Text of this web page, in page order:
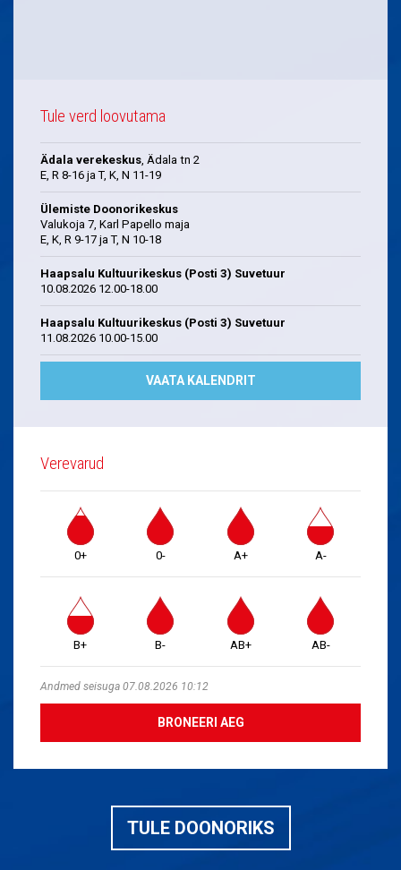
Tule verd loovutama
Ädala verekeskus, Ädala tn 2
E, R 8-16 ja T, K, N 11-19
Ülemiste Doonorikeskus
Valukoja 7, Karl Papello maja
E, K, R 9-17 ja T, N 10-18
Haapsalu Kultuurikeskus (Posti 3) Suvetuur
10.08.2026 12.00-18.00
Haapsalu Kultuurikeskus (Posti 3) Suvetuur
11.08.2026 10.00-15.00
VAATA KALENDRIT
Verevarud
0+ 0- A+ A-
B+ B- AB+ AB-
Andmed seisuga 07.08.2026 10:12
BRONEERI AEG
TULE DOONORIKS